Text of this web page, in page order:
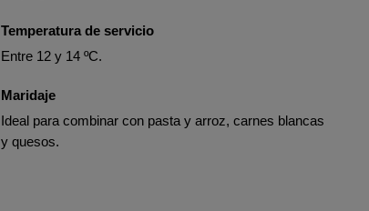
Temperatura de servicio
Entre 12 y 14 ºC.
Maridaje
Ideal para combinar con pasta y arroz, carnes blancas
y quesos.